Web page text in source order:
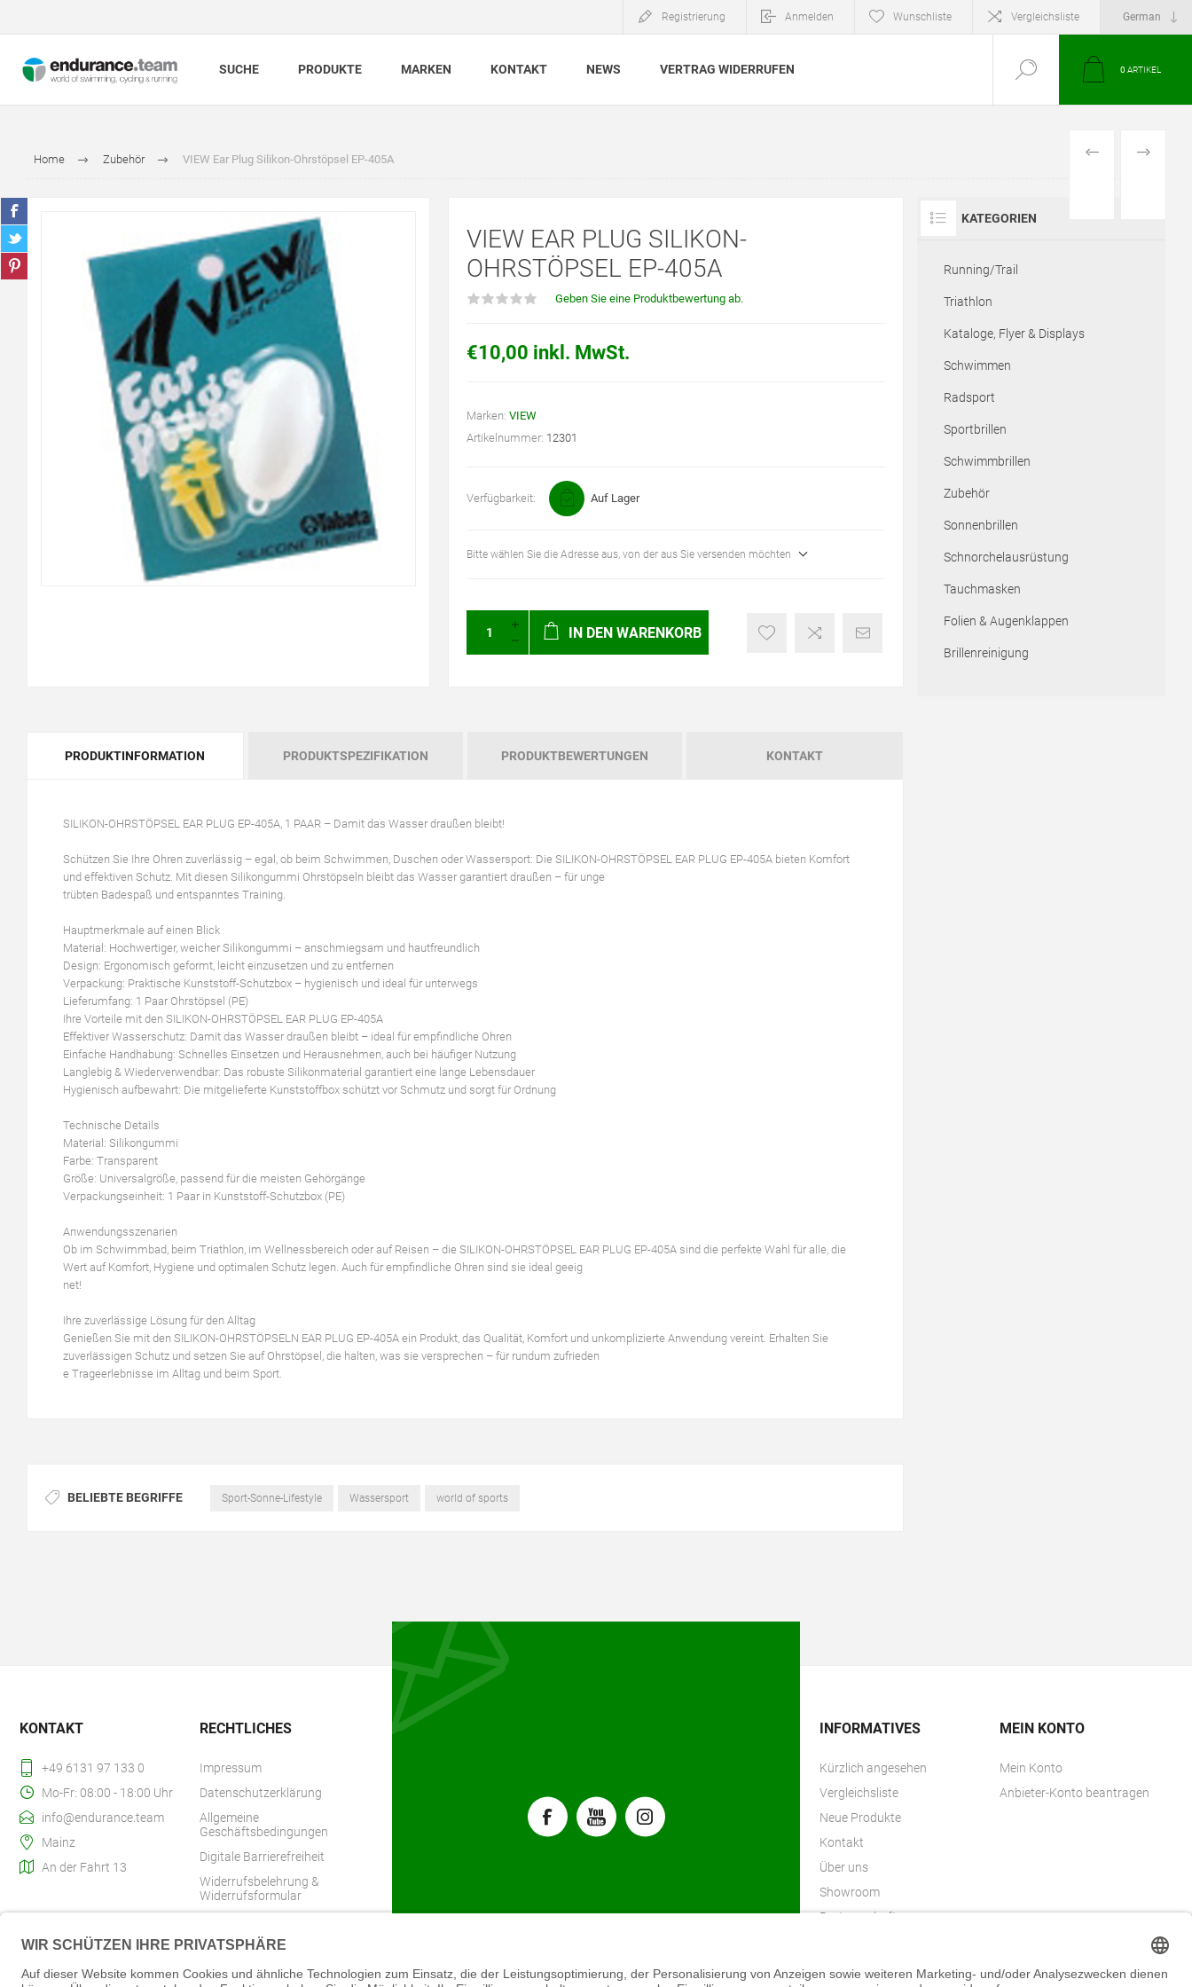
Registrierung Anmelden Wunschliste Vergleichsliste
SUCHE PRODUKTE MARKEN KONTAKT NEWS VERTRAG WIDERRUFEN 0 ARTIKEL
Home Zubehör VIEW Ear Plug Silikon-Ohrstöpsel EP-405A VORHERIGES
VIEW EAR PLUG SILIKON-
OHRSTÖPSEL EP-405A
Geben Sie eine Produktbewertung ab.
€10,00 inkl. MwSt.
Marken: VIEW
Artikelnummer: 12301
Verfügbarkeit: Auf Lager
Bitte wählen Sie die Adresse aus, von der aus Sie versenden möchten
IN DEN WARENKORB
PRODUKTINFORMATION PRODUKTSPEZIFIKATION PRODUKTBEWERTUNGEN KONTAKT
SILIKON-OHRSTÖPSEL EAR PLUG EP-405A, 1 PAAR – Damit das Wasser draußen bleibt!
Schützen Sie Ihre Ohren zuverlässig – egal, ob beim Schwimmen, Duschen oder Wassersport: Die SILIKON-OHRSTÖPSEL EAR PLUG EP-405A bieten Komfort
und effektiven Schutz. Mit diesen Silikongummi Ohrstöpseln bleibt das Wasser garantiert draußen – für unge
trübten Badespaß und entspanntes Training.
Hauptmerkmale auf einen Blick
Material: Hochwertiger, weicher Silikongummi – anschmiegsam und hautfreundlich
Design: Ergonomisch geformt, leicht einzusetzen und zu entfernen
Verpackung: Praktische Kunststoff-Schutzbox – hygienisch und ideal für unterwegs
Lieferumfang: 1 Paar Ohrstöpsel (PE)
Ihre Vorteile mit den SILIKON-OHRSTÖPSEL EAR PLUG EP-405A
Effektiver Wasserschutz: Damit das Wasser draußen bleibt – ideal für empfindliche Ohren
Einfache Handhabung: Schnelles Einsetzen und Herausnehmen, auch bei häufiger Nutzung
Langlebig & Wiederverwendbar: Das robuste Silikonmaterial garantiert eine lange Lebensdauer
Hygienisch aufbewahrt: Die mitgelieferte Kunststoffbox schützt vor Schmutz und sorgt für Ordnung
Technische Details
Material: Silikongummi
Farbe: Transparent
Größe: Universalgröße, passend für die meisten Gehörgänge
Verpackungseinheit: 1 Paar in Kunststoff-Schutzbox (PE)
Anwendungsszenarien
Ob im Schwimmbad, beim Triathlon, im Wellnessbereich oder auf Reisen – die SILIKON-OHRSTÖPSEL EAR PLUG EP-405A sind die perfekte Wahl für alle, die
Wert auf Komfort, Hygiene und optimalen Schutz legen. Auch für empfindliche Ohren sind sie ideal geeig
net!
Ihre zuverlässige Lösung für den Alltag
Genießen Sie mit den SILIKON-OHRSTÖPSELN EAR PLUG EP-405A ein Produkt, das Qualität, Komfort und unkomplizierte Anwendung vereint. Erhalten Sie
zuverlässigen Schutz und setzen Sie auf Ohrstöpsel, die halten, was sie versprechen – für rundum zufrieden
e Trageerlebnisse im Alltag und beim Sport.
BELIEBTE BEGRIFFE Sport-Sonne-Lifestyle Wassersport world of sports
KATEGORIEN
Running/Trail
Triathlon
Kataloge, Flyer & Displays
Schwimmen
Radsport
Sportbrillen
Schwimmbrillen
Zubehör
Sonnenbrillen
Schnorchelausrüstung
Tauchmasken
Folien & Augenklappen
Brillenreinigung
KONTAKT
+49 6131 97 133 0
Mo-Fr: 08:00 - 18:00 Uhr
info@endurance.team
Mainz
An der Fahrt 13
RECHTLICHES
Impressum
Datenschutzerklärung
Allgemeine
Geschäftsbedingungen
Digitale Barrierefreiheit
Widerrufsbelehrung &
Widerrufsformular
INFORMATIVES
Kürzlich angesehen
Vergleichsliste
Neue Produkte
Kontakt
Über uns
Showroom
Partnerschaften
MEIN KONTO
Mein Konto
Anbieter-Konto beantragen